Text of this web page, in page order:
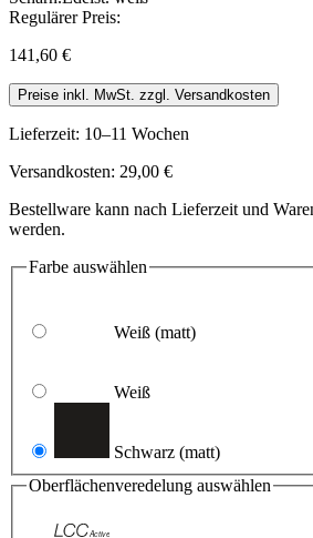
Regulärer Preis:
141,60 €
Preise inkl. MwSt. zzgl. Versandkosten
Lieferzeit: 10–11 Wochen
Versandkosten: 29,00 €
Bestellware kann nach Lieferzeit und
werden.
Farbe auswählen
Weiß (matt)
Weiß
Schwarz (matt)
Oberflächenveredelung auswählen